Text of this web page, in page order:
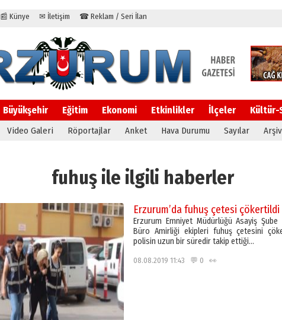
📰 Künye ✉ İletişim ☎ Reklam / Seri İlan
Büyükşehir Eğitim Ekonomi Etkinlikler İlçeler Kültür-
Video Galeri Röportajlar Anket Hava Durumu Sayılar Arşiv
fuhuş ile ilgili haberler
Erzurum’da fuhuş çetesi çökertildi
Erzurum Emniyet Müdürlüğü Asayiş Şube
Büro Amirliği ekipleri fuhuş çetesini
polisin uzun bir süredir takip ettiği…
08.08.2019 11:43 💬 0 👀